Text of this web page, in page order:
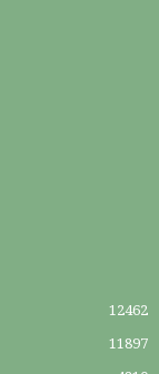
12462
11897